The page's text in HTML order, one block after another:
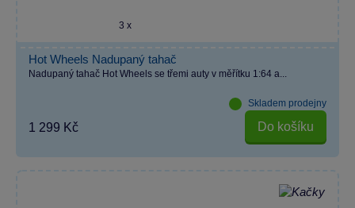
3 x
Hot Wheels Nadupaný tahač
Nadupaný tahač Hot Wheels se třemi auty v měřítku 1:64 a...
Skladem prodejny
1 299 Kč Do košíku